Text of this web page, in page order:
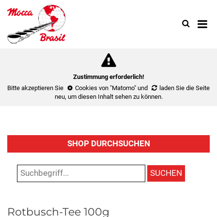
Zustimmung erforderlich!
Bitte akzeptieren Sie
Cookies von "Matomo" und
laden Sie die Seite
neu, um diesen Inhalt sehen zu können.
SearchUse
up
select
to
SHOP DURCHSUCHEN
SUCHEN
Rotbusch-Tee 100g